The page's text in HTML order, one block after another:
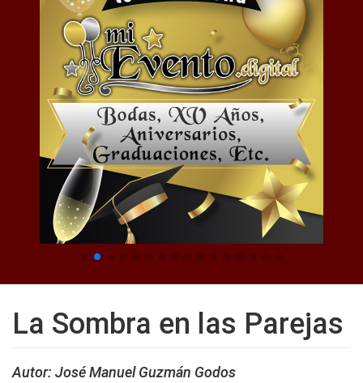
La Sombra en las Parejas
Autor: José Manuel Guzmán Godos